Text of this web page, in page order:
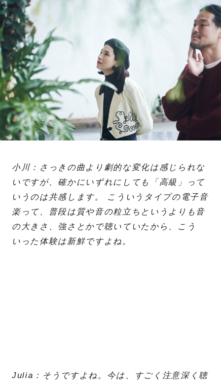
小川：さっきの曲より劇的な変化は感じられな
いですが、確かにいずれにしても「高級」って
いうのは共感します。 こういうタイプの電子音
楽って、普段は質や音の粒立ちというよりも音
の大きさ、強さとかで聴いていたから、こう
いった体験は新鮮ですよね。
Julia：そうですよね。今は、すごく注意深く聴